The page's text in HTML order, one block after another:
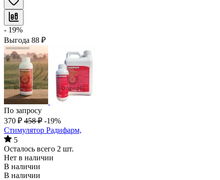
- 19%
Выгода 88 ₽
По запросу
370 ₽ 458 ₽ -19%
Стимулятор Радифарм,
5
Осталось всего 2 шт.
Нет в наличии
В наличии
В наличии